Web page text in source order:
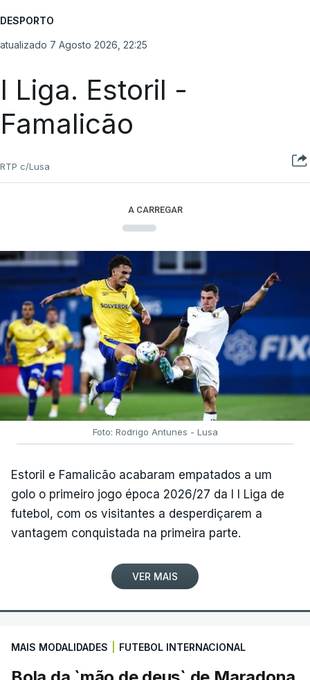
DESPORTO
atualizado 7 Agosto 2026, 22:25
I Liga. Estoril -
Famalicão
RTP c/Lusa
A CARREGAR
Foto: Rodrigo Antunes - Lusa
Estoril e Famalicão acabaram empatados a um
golo o primeiro jogo época 2026/27 da I I Liga de
futebol, com os visitantes a desperdiçarem a
vantagem conquistada na primeira parte.
VER MAIS
MAIS MODALIDADES FUTEBOL INTERNACIONAL